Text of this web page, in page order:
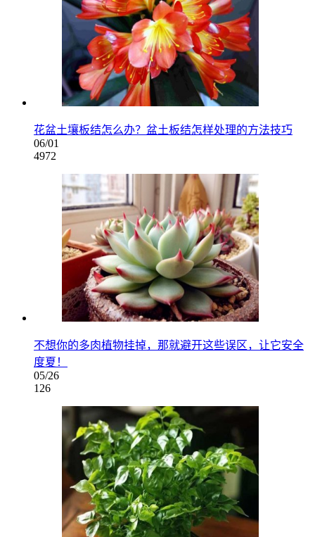
花盆土壤板结怎么办？盆土板结怎样处理的方法技巧
06/01
4972
不想你的多肉植物挂掉，那就避开这些误区，让它安全
度夏！
05/26
126